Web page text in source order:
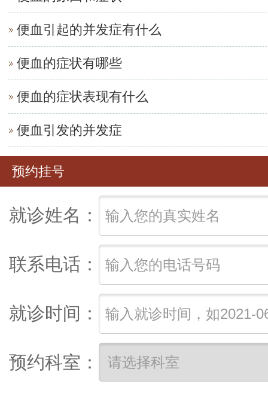
便血引起的并发症有什么
便血的症状有哪些
便血的症状表现有什么
便血引发的并发症
预约挂号
就诊姓名：
联系电话：
就诊时间：
预约科室：